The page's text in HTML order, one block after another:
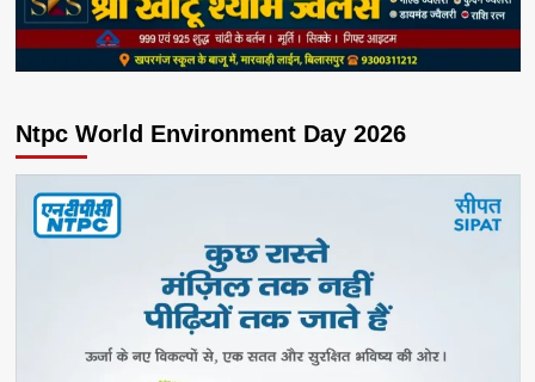
Ntpc World Environment Day 2026